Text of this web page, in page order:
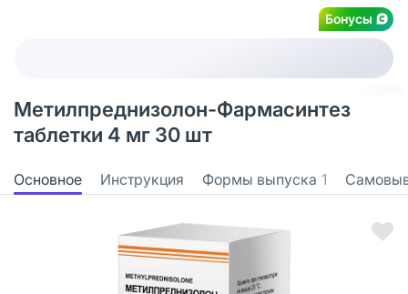
Бонусы
Метилпреднизолон-Фармасинтез
таблетки 4 мг 30 шт
Основное Инструкция Формы выпуска 1